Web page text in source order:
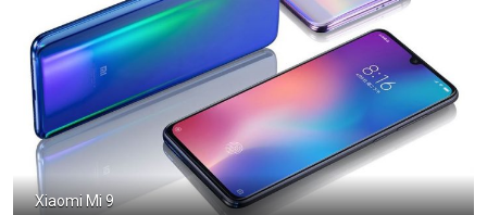
Xiaomi Mi 9